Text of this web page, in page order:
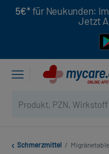
5€* für Neukunden:
Jetzt
Schmerzmittel /